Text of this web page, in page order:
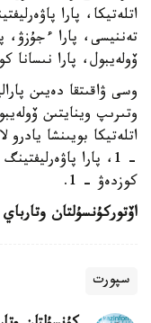
اتلەتيكا، پارا
تەننيسى، پارا ءجۇزۋ،
ۆولەيبول، پارا
كوزدەۋ - 1.
اۆتوركۇنسۇلتان وتارباي
سپورت